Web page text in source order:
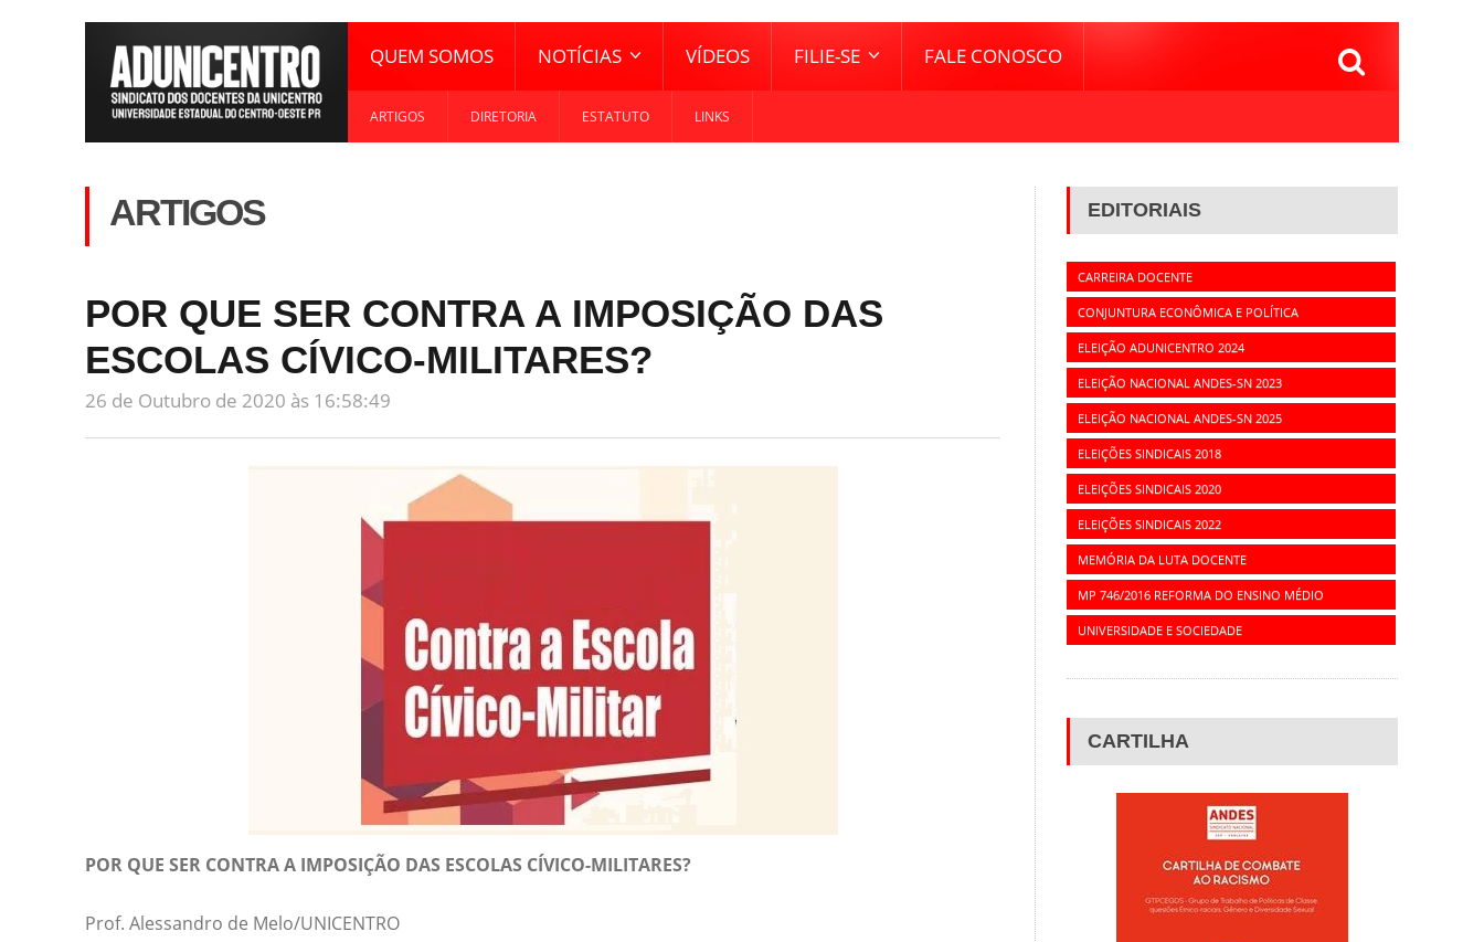
QUEM SOMOS NOTÍCIAS VÍDEOS FILIE-SE FALE CONOSCO
ARTIGOS DIRETORIA ESTATUTO LINKS
ARTIGOS
POR QUE SER CONTRA A IMPOSIÇÃO DAS
ESCOLAS CÍVICO-MILITARES?
26 de Outubro de 2020 às 16:58:49
POR QUE SER CONTRA A IMPOSIÇÃO DAS ESCOLAS CÍVICO-MILITARES?
Prof. Alessandro de Melo/UNICENTRO
EDITORIAIS
CARREIRA DOCENTE
CONJUNTURA ECONÔMICA E POLÍTICA
ELEIÇÃO ADUNICENTRO 2024
ELEIÇÃO NACIONAL ANDES-SN 2023
ELEIÇÃO NACIONAL ANDES-SN 2025
ELEIÇÕES SINDICAIS 2018
ELEIÇÕES SINDICAIS 2020
ELEIÇÕES SINDICAIS 2022
MEMÓRIA DA LUTA DOCENTE
MP 746/2016 REFORMA DO ENSINO MÉDIO
UNIVERSIDADE E SOCIEDADE
CARTILHA